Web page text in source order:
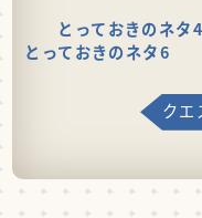
とっておきのネタ4
とっておきのネタ6
クエ